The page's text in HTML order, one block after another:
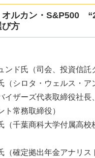
ルカン・S&P500
方
ンド氏（司会、投資信託
（シロタ・ウェルス・ア
イザーズ代表取締役社長
ト常務取締役）
（千葉商科大学付属高
（確定拠出年金アナリ